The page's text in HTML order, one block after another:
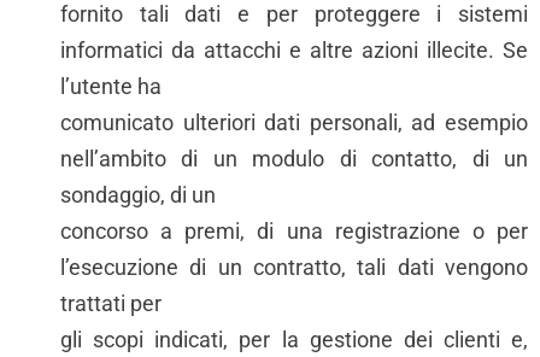
fornito tali dati e per proteggere i sistemi
informatici da attacchi e altre azioni illecite. Se
l’utente ha
comunicato ulteriori dati personali, ad esempio
nell’ambito di un modulo di contatto, di un
sondaggio, di un
concorso a premi, di una registrazione o per
l’esecuzione di un contratto, tali dati vengono
trattati per
gli scopi indicati, per la gestione dei clienti e,